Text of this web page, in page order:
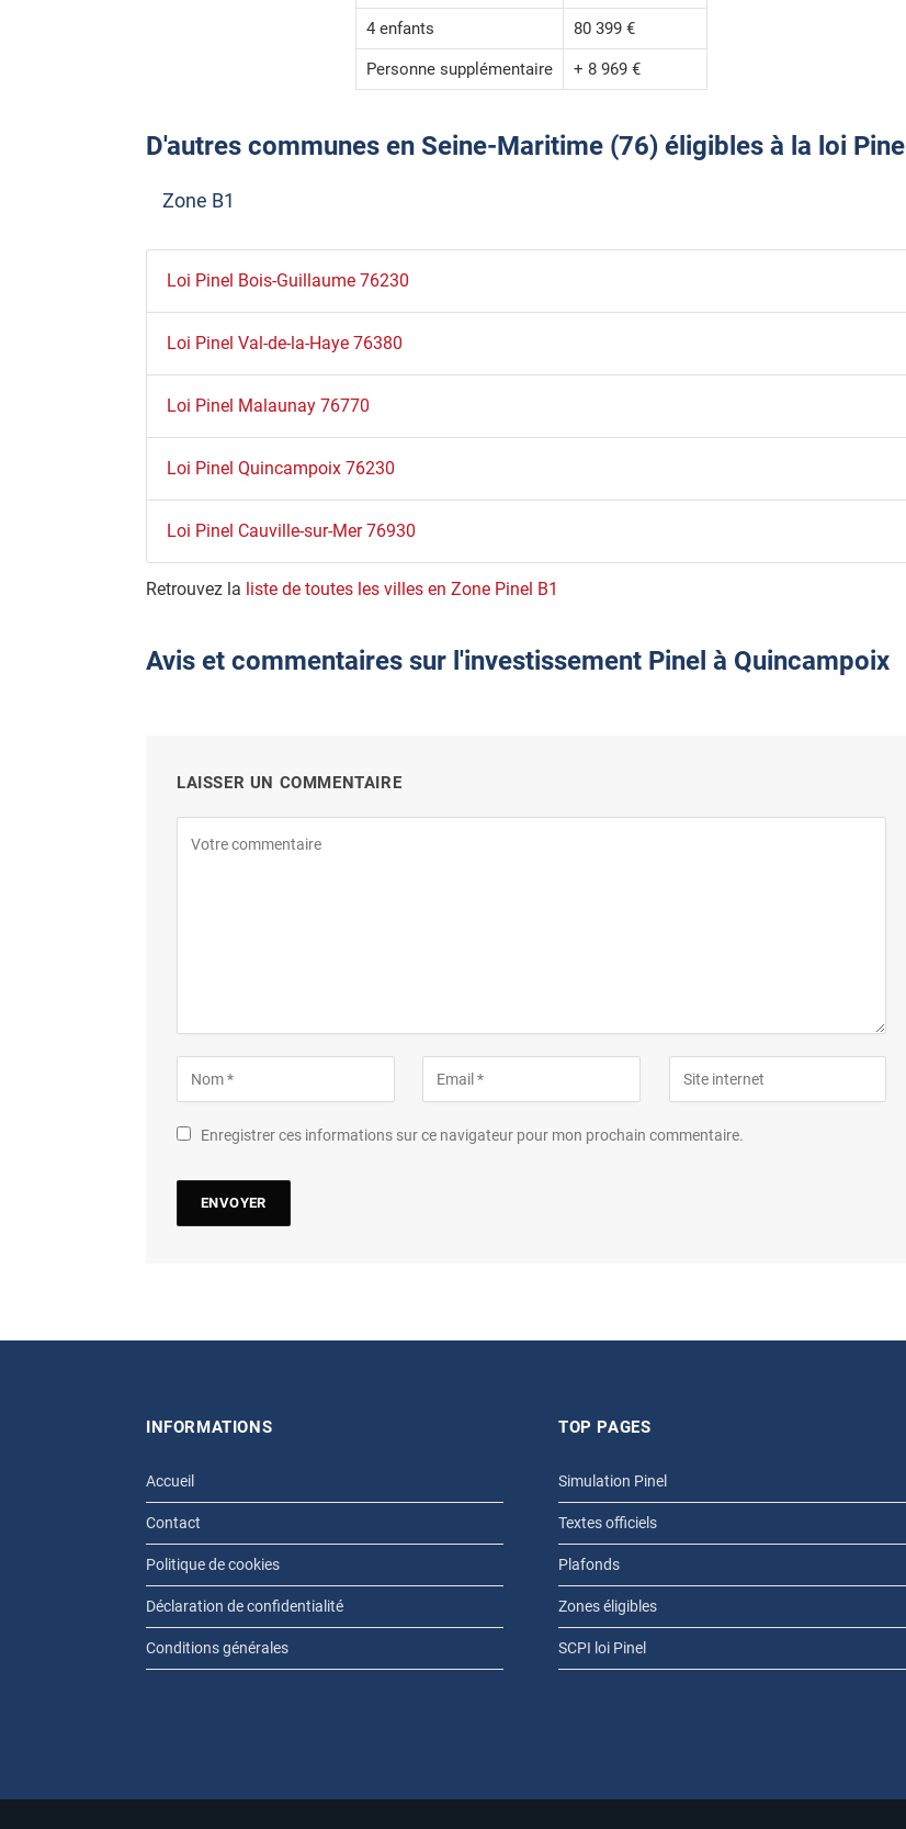
4 enfants 80 399 €
Personne supplémentaire + 8 969 €
D'autres communes en Seine-Maritime (76) éligibles à la loi Pinel
Zone B1
Loi Pinel Bois-Guillaume 76230
Loi Pinel Val-de-la-Haye 76380
Loi Pinel Malaunay 76770
Loi Pinel Quincampoix 76230
Loi Pinel Cauville-sur-Mer 76930
Retrouvez la liste de toutes les villes en Zone Pinel B1
Avis et commentaires sur l'investissement Pinel à Quincampoix
LAISSER UN COMMENTAIRE
Enregistrer ces informations sur ce navigateur pour mon prochain commentaire.
INFORMATIONS
Accueil
Contact
Politique de cookies
Déclaration de confidentialité
Conditions générales
TOP PAGES
Simulation Pinel
Textes officiels
Plafonds
Zones éligibles
SCPI loi Pinel